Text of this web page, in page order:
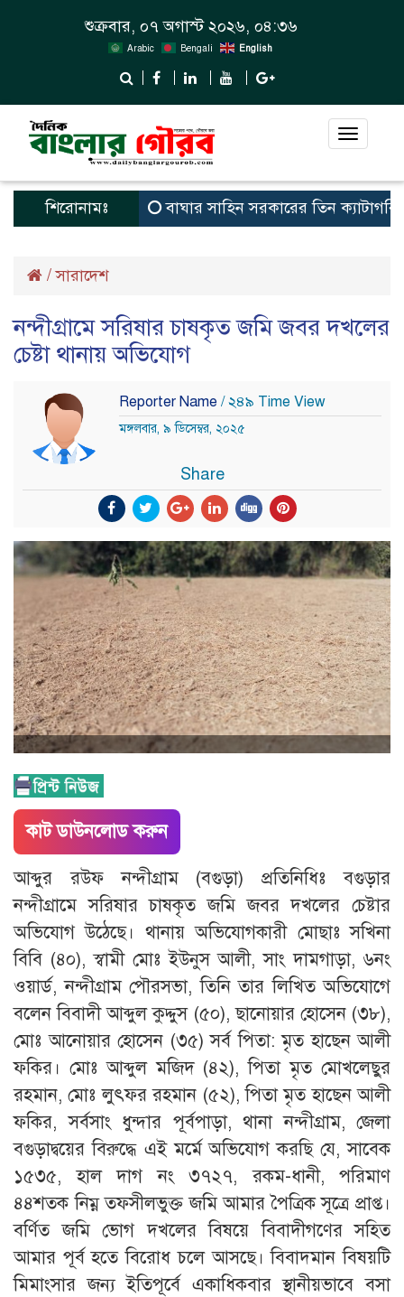
শুক্রবার, ০৭ অগাস্ট ২০২৬, ০৪:৩৬
Arabic Bengali English
Toggle
শিরোনামঃ বাঘার সাহিন সরকারের তিন ক্যাটাগরিতে
/সারাদেশ
নন্দীগ্রামে সরিষার চাষকৃত জমি জবর দখলের
চেষ্টা থানায় অভিযোগ
Reporter Name / ২৪৯ Time View
মঙ্গলবার, ৯ ডিসেম্বর, ২০২৫
Share
কাট ডাউনলোড করুন
আব্দুর রউফ নন্দীগ্রাম (বগুড়া) প্রতিনিধিঃ বগুড়ার
নন্দীগ্রামে সরিষার চাষকৃত জমি জবর দখলের চেষ্টার
অভিযোগ উঠেছে। থানায় অভিযোগকারী মোছাঃ সখিনা
বিবি (৪০), স্বামী মোঃ ইউনুস আলী, সাং দামগাড়া, ৬নং
ওয়ার্ড, নন্দীগ্রাম পৌরসভা, তিনি তার লিখিত অভিযোগে
বলেন বিবাদী আব্দুল কুদ্দুস (৫০), ছানোয়ার হোসেন (৩৮),
মোঃ আনোয়ার হোসেন (৩৫) সর্ব পিতা: মৃত হাছেন আলী
ফকির। মোঃ আব্দুল মজিদ (৪২), পিতা মৃত মোখলেছুর
রহমান, মোঃ লুৎফর রহমান (৫২), পিতা মৃত হাছেন আলী
ফকির, সর্বসাং ধুন্দার পূর্বপাড়া, থানা নন্দীগ্রাম, জেলা
বগুড়াদ্বয়ের বিরুদ্ধে এই মর্মে অভিযোগ করছি যে, সাবেক
১৫৩৫, হাল দাগ নং ৩৭২৭, রকম-ধানী, পরিমাণ
৪৪শতক নিম্ন তফসীলভুক্ত জমি আমার পৈত্রিক সূত্রে প্রাপ্ত।
বর্ণিত জমি ভোগ দখলের বিষয়ে বিবাদীগণের সহিত
আমার পূর্ব হতে বিরোধ চলে আসছে। বিবাদমান বিষয়টি
মিমাংসার জন্য ইতিপূর্বে একাধিকবার স্থানীয়ভাবে বসা